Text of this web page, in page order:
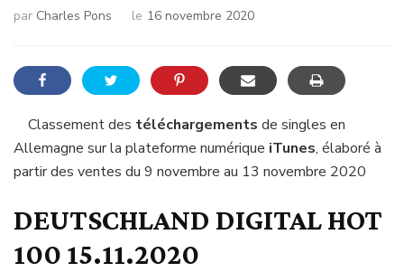
par Charles Pons le 16 novembre 2020
Classement des téléchargements de singles en
Allemagne sur la plateforme numérique iTunes, élaboré à
partir des ventes du 9 novembre au 13 novembre 2020
DEUTSCHLAND DIGITAL HOT
100 15.11.2020